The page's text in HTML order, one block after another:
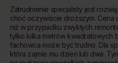
Zatrudnienie specjalisty jest
choć oczywiście droższym. Cena
niż w przypadku zwykłych
tylko kilka metrów kwadratowych
fachowca może być trudno. Dla
która zajmie mu dzień lub dwa.